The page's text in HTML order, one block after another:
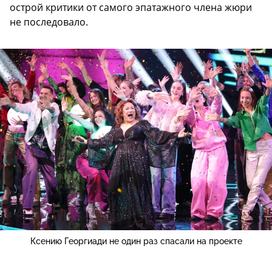
острой критики от самого эпатажного члена жюри
не последовало.
Ксению Георгиади не один раз спасали на проекте